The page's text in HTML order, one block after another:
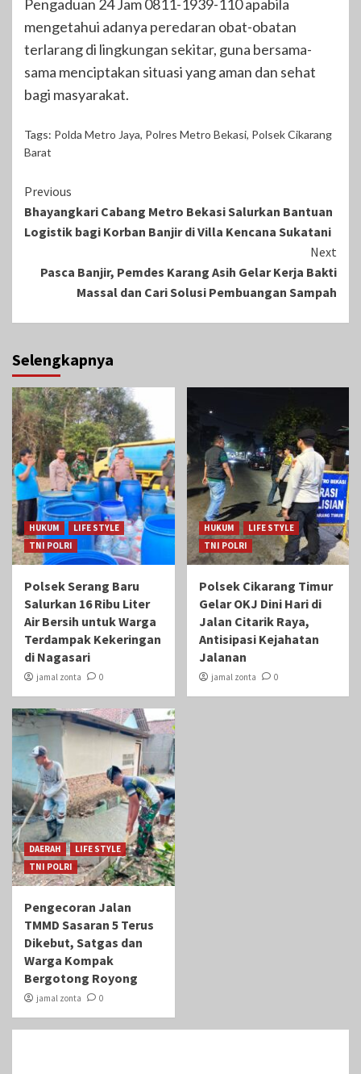
Pengaduan 24 Jam 0811-1939-110 apabila
mengetahui adanya peredaran obat-obatan
terlarang di lingkungan sekitar, guna bersama-
sama menciptakan situasi yang aman dan sehat
bagi masyarakat.
Tags: Polda Metro Jaya, Polres Metro Bekasi, Polsek Cikarang
Barat
Continue
Reading
Previous
Bhayangkari Cabang Metro Bekasi Salurkan Bantuan
Logistik bagi Korban Banjir di Villa Kencana Sukatani
Next
Pasca Banjir, Pemdes Karang Asih Gelar Kerja Bakti
Massal dan Cari Solusi Pembuangan Sampah
Selengkapnya
HUKUM
LIFE STYLE
TNI POLRI
Polsek Serang Baru
Salurkan 16 Ribu Liter
Air Bersih untuk Warga
Terdampak Kekeringan
di Nagasari
jamal zonta 0
HUKUM
LIFE STYLE
TNI POLRI
Polsek Cikarang Timur
Gelar OKJ Dini Hari di
Jalan Citarik Raya,
Antisipasi Kejahatan
Jalanan
jamal zonta 0
DAERAH
LIFE STYLE
TNI POLRI
Pengecoran Jalan
TMMD Sasaran 5 Terus
Dikebut, Satgas dan
Warga Kompak
Bergotong Royong
jamal zonta 0